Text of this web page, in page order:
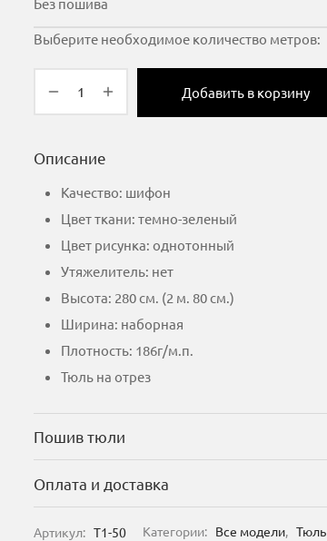
Выберите необходимое количество метров:
Добавить в корзину
Описание
Качество: шифон
Цвет ткани: темно-зеленый
Цвет рисунка: однотонный
Утяжелитель: нет
Высота: 280 см. (2 м. 80 см.)
Ширина: наборная
Плотность: 186г/м.п.
Тюль на отрез
Пошив тюли
Оплата и доставка
Артикул: T1-50 Категории: Все модели, Тюль